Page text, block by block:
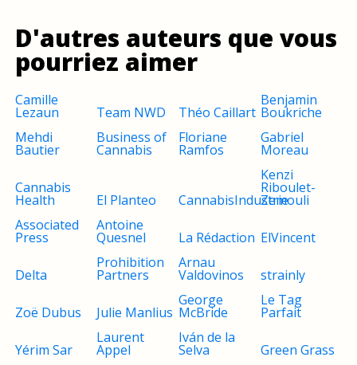
D'autres auteurs que vous
pourriez aimer
Camille
Lezaun Team NWD Théo Caillart
Benjamin
Boukriche
Mehdi
Bautier
Business of
Cannabis
Floriane
Ramfos
Gabriel
Moreau
Cannabis
Health El Planteo CannabisIndustrie
Kenzi
Riboulet-
Zemouli
Associated
Press
Antoine
Quesnel La Rédaction ElVincent
Delta
Prohibition
Partners
Arnau
Valdovinos strainly
Zoë Dubus Julie Manlius
George
McBride
Le Tag
Parfait
Yérim Sar
Laurent
Appel
Iván de la
Selva
Green Grass